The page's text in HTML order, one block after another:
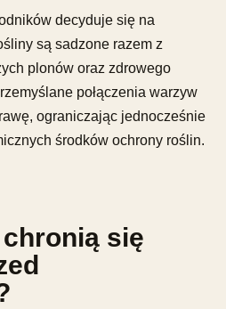
decyduje się na
są sadzone razem z
plonów oraz zdrowego
połączenia warzyw
ograniczając jednocześnie
środków ochrony roślin.
się